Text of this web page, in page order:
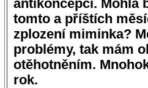
antikoncepci. Mohla
tomto a příštích
zplození miminka?
problémy, tak mám
otěhotněním.
rok.